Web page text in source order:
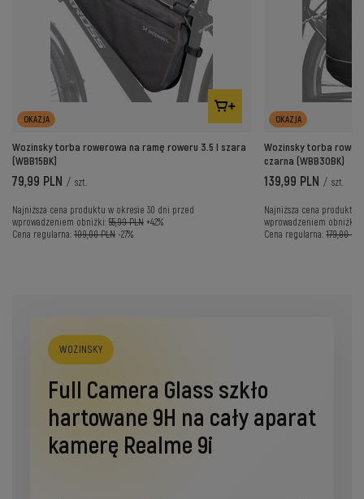
OKAZJA
Wozinsky torba rowerowa na ramę roweru 3.5 l szara
(WBB15BK)
79,99 PLN / szt.
Najniższa cena produktu w okresie 30 dni przed
wprowadzeniem obniżki: 55,99 PLN +42%
Cena regularna: 109,00 PLN -27%
OKAZJA
Wozinsky torba
czarna (WBB30BK)
139,99 PLN / szt.
Najniższa cena produktu
wprowadzeniem obniżki:
Cena regularna: 179,00
WOZINSKY
Full Camera Glass szkło
hartowane 9H na cały aparat
kamerę Realme 9i